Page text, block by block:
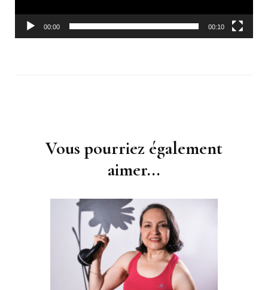
00:00 00:10
Navigation
Vous pourriez également
aimer...